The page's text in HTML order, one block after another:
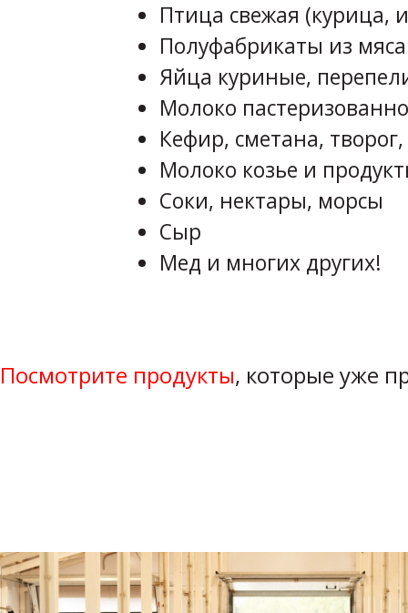
Птица свежая (курица,
Полуфабрикаты из
Яйца куриные,
Молоко
Кефир, сметана, творог,
Молоко козье и
Соки, нектары, морсы
Сыр
Мед и многих других!
Посмотрите продукты, которые уже